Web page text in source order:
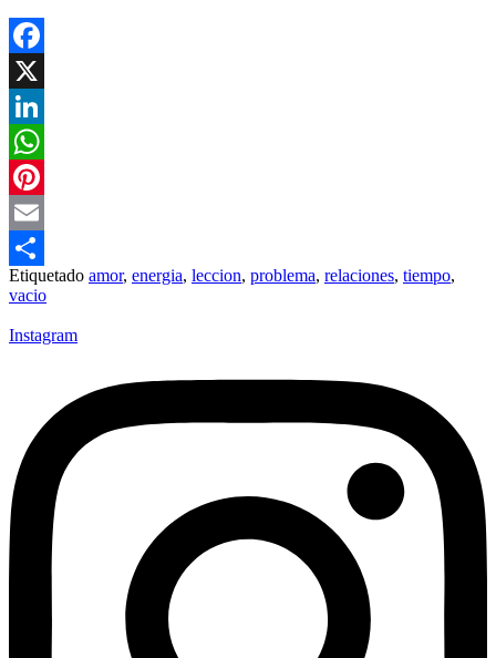
Facebook
X
LinkedIn
WhatsApp
Pinterest
Email
Compartir
Etiquetado amor, energia, leccion, problema, relaciones, tiempo,
vacio
Instagram